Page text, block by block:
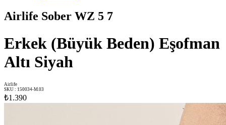
Airlife Sober WZ 5 7
Erkek (Büyük Beden) Eşofman
Altı Siyah
Airlife
SKU : 150034-M.03
₺1.390